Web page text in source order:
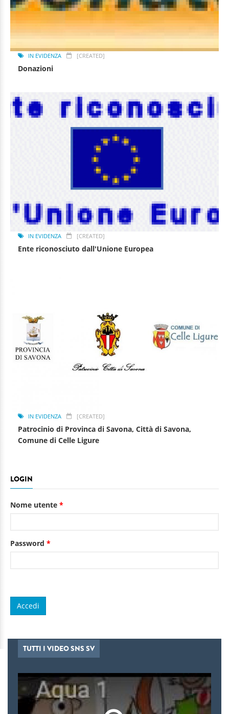
IN EVIDENZA [CREATED]
Donazioni
IN EVIDENZA [CREATED]
Ente riconosciuto dall'Unione Europea
IN EVIDENZA [CREATED]
Patrocinio di Provinca di Savona, Città di Savona,
Comune di Celle Ligure
LOGIN
Nome utente *
Password *
TUTTI I VIDEO SNS SV